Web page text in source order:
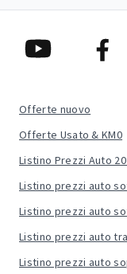
Offerte nuovo
Offerte Usato & KM0
Listino Prezzi Auto
Listino prezzi auto
Listino prezzi auto
Listino prezzi auto
Listino prezzi auto